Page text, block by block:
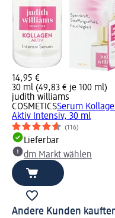
14,95 €
30 ml (49,83 € je 100 ml)
judith williams
COSMETICSSerum
Aktiv Intensiv, 30 ml
(116)
Lieferbar
dm Markt wählen
Andere Kunden